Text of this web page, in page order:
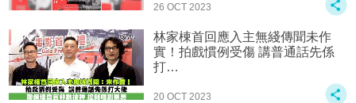
26 OCT 2023
林家棟首回應入主無綫傳聞未作
實！‍️拍戲慣例受傷 講普通話先係
打…
20 OCT 2023